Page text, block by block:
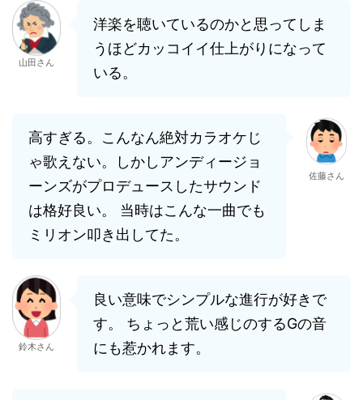
山田さん
洋楽を聴いているのかと思ってしま
うほどカッコイイ仕上がりになって
いる。
高すぎる。こんなん絶対カラオケじ
ゃ歌えない。しかしアンディージョ
ーンズがプロデュースしたサウンド
は格好良い。 当時はこんな一曲でも
ミリオン叩き出してた。
佐藤さん
鈴木さん
良い意味でシンプルな進行が好きで
す。 ちょっと荒い感じのするGの音
にも惹かれます。